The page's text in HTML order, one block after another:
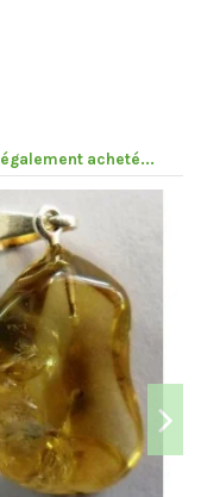
acheté...